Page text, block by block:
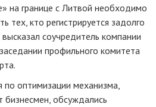
на границе с Литвой необходимо
тех, кто регистрируется задолго
соучредитель компании
профильного комитета
оптимизации механизма,
бизнесмен, обсуждались